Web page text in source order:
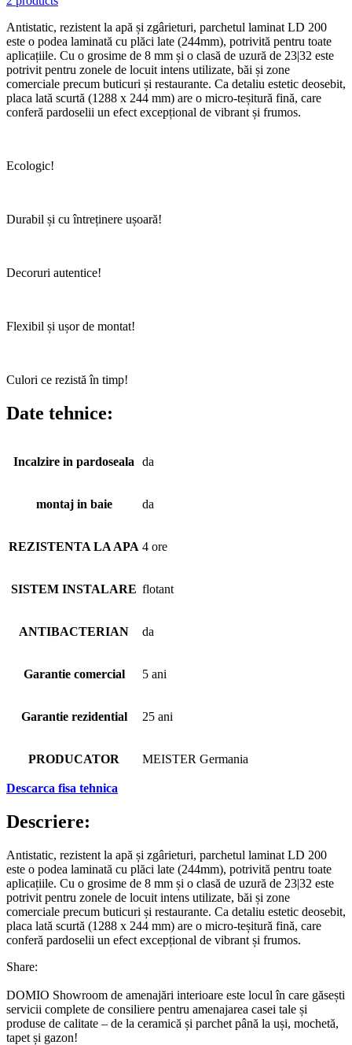
Antistatic, rezistent la apă și zgârieturi, parchetul laminat LD 200
este o podea laminată cu plăci late (244mm), potrivită pentru toate
aplicațiile. Cu o grosime de 8 mm și o clasă de uzură de 23|32 este
potrivit pentru zonele de locuit intens utilizate, băi și zone
comerciale precum buticuri și restaurante. Ca detaliu estetic deosebit,
placa lată scurtă (1288 x 244 mm) are o micro-teșitură fină, care
conferă pardoselii un efect excepțional de vibrant și frumos.
Ecologic!
Durabil și cu întreținere ușoară!
Decoruri autentice!
Flexibil și ușor de montat!
Culori ce rezistă în timp!
Date tehnice:
Incalzire in pardoseala da
montaj in baie da
REZISTENTA LA APA 4 ore
SISTEM INSTALARE flotant
ANTIBACTERIAN da
Garantie comercial 5 ani
Garantie rezidential 25 ani
PRODUCATOR MEISTER Germania
Descarca fisa tehnica
Descriere:
Antistatic, rezistent la apă și zgârieturi, parchetul laminat LD 200
este o podea laminată cu plăci late (244mm), potrivită pentru toate
aplicațiile. Cu o grosime de 8 mm și o clasă de uzură de 23|32 este
potrivit pentru zonele de locuit intens utilizate, băi și zone
comerciale precum buticuri și restaurante. Ca detaliu estetic deosebit,
placa lată scurtă (1288 x 244 mm) are o micro-teșitură fină, care
conferă pardoselii un efect excepțional de vibrant și frumos.
Share:
DOMIO Showroom de amenajări interioare este locul în care găsești
servicii complete de consiliere pentru amenajarea casei tale și
produse de calitate – de la ceramică și parchet până la uși, mochetă,
tapet și gazon!